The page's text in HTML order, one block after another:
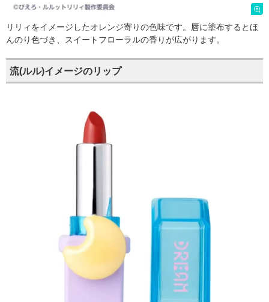
リリィをイメージしたオレンジ寄りの色味です。唇に塗布するとほ
んのり色づき、スイートフローラルの香りが広がります。
流(ルル)イメージのリップ